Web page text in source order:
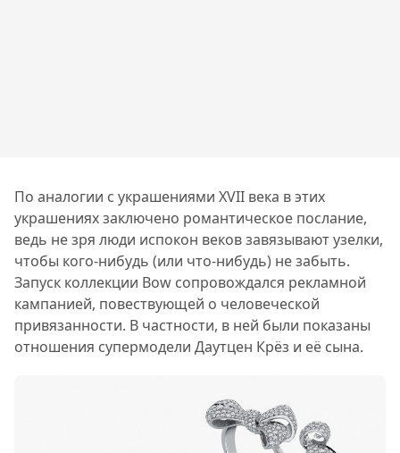
По аналогии с украшениями XVII века в этих
украшениях заключено романтическое послание,
ведь не зря люди испокон веков завязывают узелки,
чтобы кого-нибудь (или что-нибудь) не забыть.
Запуск коллекции Bow сопровождался рекламной
кампанией, повествующей о человеческой
привязанности. В частности, в ней были показаны
отношения супермодели Даутцен Крёз и её сына.